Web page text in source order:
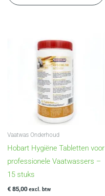
Vaatwas Onderhoud
Hobart Hygiëne Tabletten voor
professionele Vaatwassers –
15 stuks
€ 85,00 excl. btw